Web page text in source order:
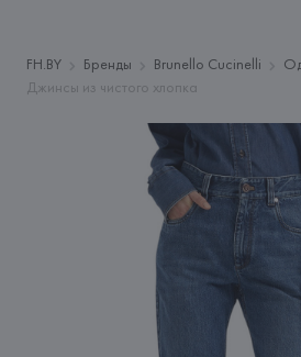
FH.BY Бренды Brunello Cucinelli
Джинсы из чистого хлопка